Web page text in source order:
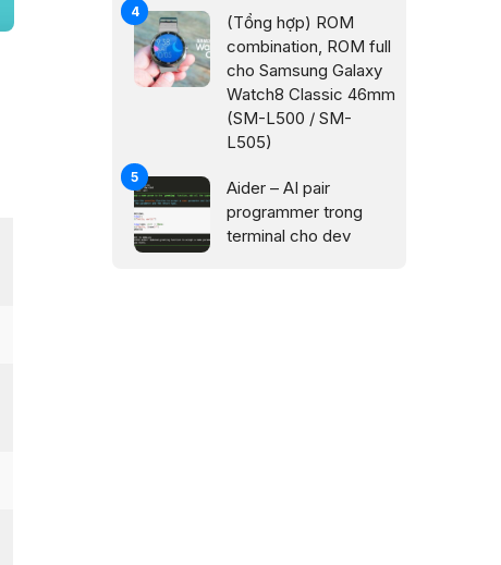
(Tổng hợp) ROM
combination, ROM full
cho Samsung Galaxy
Watch8 Classic 46mm
(SM-L500 / SM-
L505)
Aider – AI pair
programmer trong
terminal cho dev